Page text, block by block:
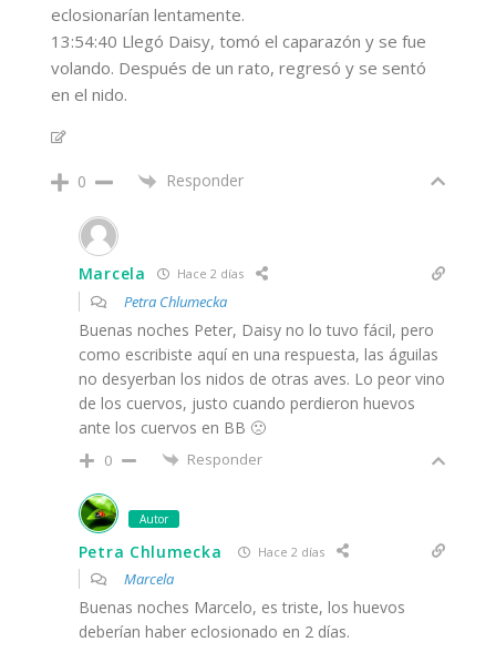
eclosionarían lentamente.
13:54:40 Llegó Daisy, tomó el caparazón y se fue
volando. Después de un rato, regresó y se sentó
en el nido.
0 Responder
Marcela Hace 2 días
Petra Chlumecka
Buenas noches Peter, Daisy no lo tuvo fácil, pero
como escribiste aquí en una respuesta, las águilas
no desyerban los nidos de otras aves. Lo peor vino
de los cuervos, justo cuando perdieron huevos
ante los cuervos en BB 🙁
0 Responder
Autor
Petra Chlumecka Hace 2 días
Marcela
Buenas noches Marcelo, es triste, los huevos
deberían haber eclosionado en 2 días.